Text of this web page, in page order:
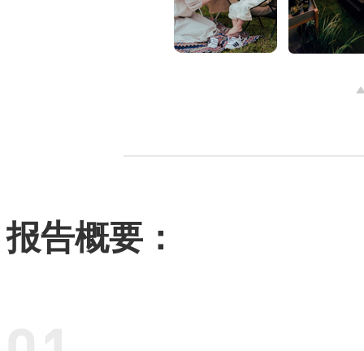
报告概要：